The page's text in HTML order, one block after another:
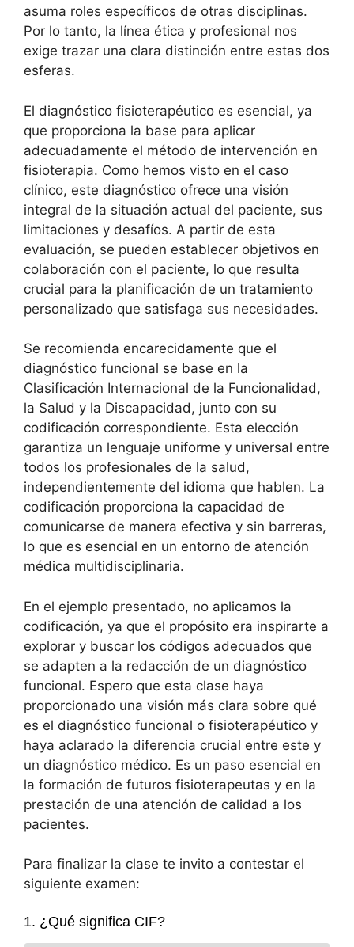
asuma roles específicos de otras disciplinas.
Por lo tanto, la línea ética y profesional nos
exige trazar una clara distinción entre estas dos
esferas.
El diagnóstico fisioterapéutico es esencial, ya
que proporciona la base para aplicar
adecuadamente el método de intervención en
fisioterapia. Como hemos visto en el caso
clínico, este diagnóstico ofrece una visión
integral de la situación actual del paciente, sus
limitaciones y desafíos. A partir de esta
evaluación, se pueden establecer objetivos en
colaboración con el paciente, lo que resulta
crucial para la planificación de un tratamiento
personalizado que satisfaga sus necesidades.
Se recomienda encarecidamente que el
diagnóstico funcional se base en la
Clasificación Internacional de la Funcionalidad,
la Salud y la Discapacidad, junto con su
codificación correspondiente. Esta elección
garantiza un lenguaje uniforme y universal entre
todos los profesionales de la salud,
independientemente del idioma que hablen. La
codificación proporciona la capacidad de
comunicarse de manera efectiva y sin barreras,
lo que es esencial en un entorno de atención
médica multidisciplinaria.
En el ejemplo presentado, no aplicamos la
codificación, ya que el propósito era inspirarte a
explorar y buscar los códigos adecuados que
se adapten a la redacción de un diagnóstico
funcional. Espero que esta clase haya
proporcionado una visión más clara sobre qué
es el diagnóstico funcional o fisioterapéutico y
haya aclarado la diferencia crucial entre este y
un diagnóstico médico. Es un paso esencial en
la formación de futuros fisioterapeutas y en la
prestación de una atención de calidad a los
pacientes.
Para finalizar la clase te invito a contestar el
siguiente examen: